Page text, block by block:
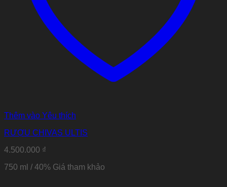
Thêm vào Yêu thích
RƯỢU CHIVAS ULTIS
4.500.000 ₫
750 ml / 40% Giá tham khảo